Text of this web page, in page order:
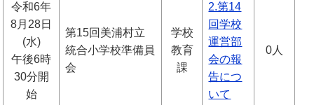
令和6年
8月28日
(水)
午後6時
30分開
始
第15回美浦村立
統合小学校準備員
会
学校
教育
課
2.第14
回学校
運営部
会の報
告につ
いて
0人